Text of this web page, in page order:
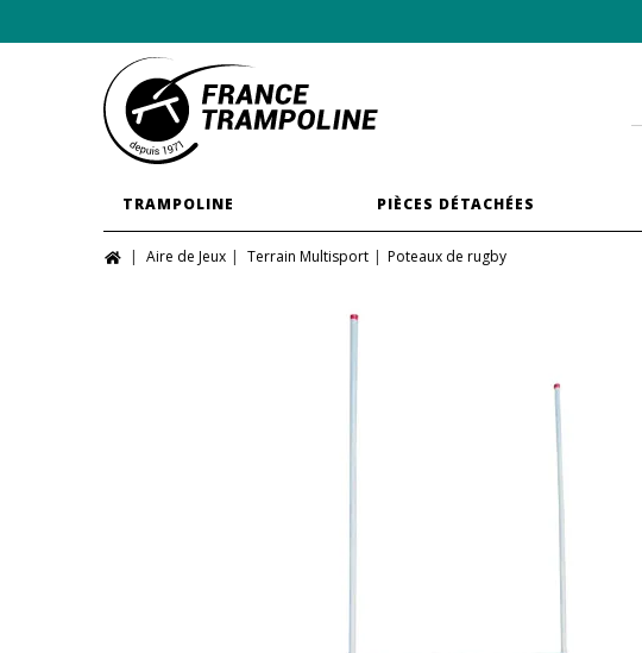
TRAMPOLINE PIÈCES DÉTACHÉES
Aire de Jeux Terrain Multisport Poteaux de rugby